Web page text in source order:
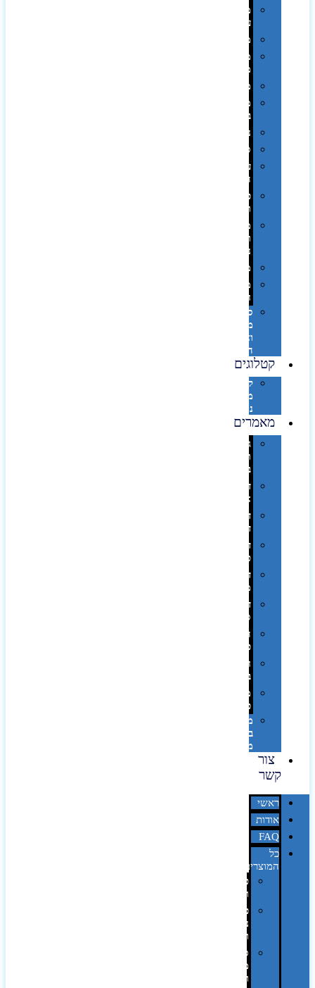
מוצרי
עור
מחברות
מחזיקי
מפתחות
משחקים
מתנה
בפחית
נסיעות
ספורט
על
השולחן…
פינוק
וספא
מזוודות
ותיקי
נסיעות
מטריות
מוצרי
חוף
סביבת
מחשב
וציוד
היקפי
קטלוגים
קטלוג
מוצרי
נייר
מאמרים
גימורים
והשבחות
בדפוס
דפוס
אופסט
דפוס
דיגיטלי
דפוס
טמפון
דפוס
משי
דפוס
סובלימציה
הדפס
פרוצס
חריטה
בלייזר
מהו
פנטון?
מיתוג
באמצעות
מדבקות
צור
קשר
ראשי
אודות
FAQ
כל
המוצרים
טכנולוגיה
וגאדג'טים
פנאי,
נופש
ונסיעות
סביבת
משרד
ופרימיום